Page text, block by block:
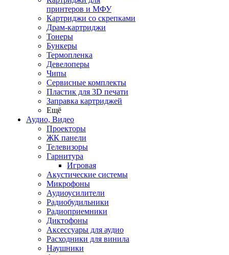
принтеров и МФУ
Картриджи со скрепками
Драм-картриджи
Тонеры
Бункеры
Термопленка
Девелоперы
Чипы
Сервисные комплекты
Пластик для 3D печати
Заправка картриджей
Ещё
Аудио, Видео
Проекторы
ЖК панели
Телевизоры
Гарнитура
Игровая
Акустические системы
Микрофоны
Аудиоусилители
Радиобудильники
Радиоприемники
Диктофоны
Аксессуары для аудио
Расходники для винила
Наушники